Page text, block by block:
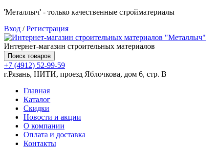
'Металлыч' - только качественные стройматериалы
Вход /Регистрация
Интернет-магазин строительных материалов
Поиск товаров
+7 (4912) 52-99-59
г.Рязань, НИТИ, проезд Яблочкова, дом 6, стр. В
Главная
Каталог
Скидки
Новости и акции
О компании
Оплата и доставка
Контакты